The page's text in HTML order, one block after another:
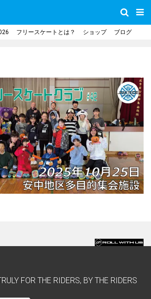
フリースケートとは？ ショップ ブログ
FOR THE RIDERS, BY THE RIDERS